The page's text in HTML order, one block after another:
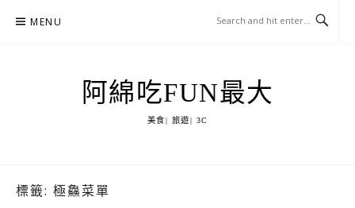
MENU
阿綿吃FUN最大
美食| 旅遊| 3C
標籤: 極鱻菜單